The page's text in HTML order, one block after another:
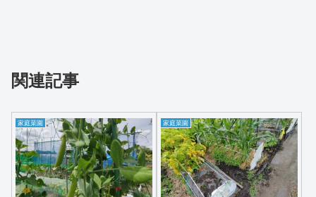
関連記事
家庭菜園 家庭菜園